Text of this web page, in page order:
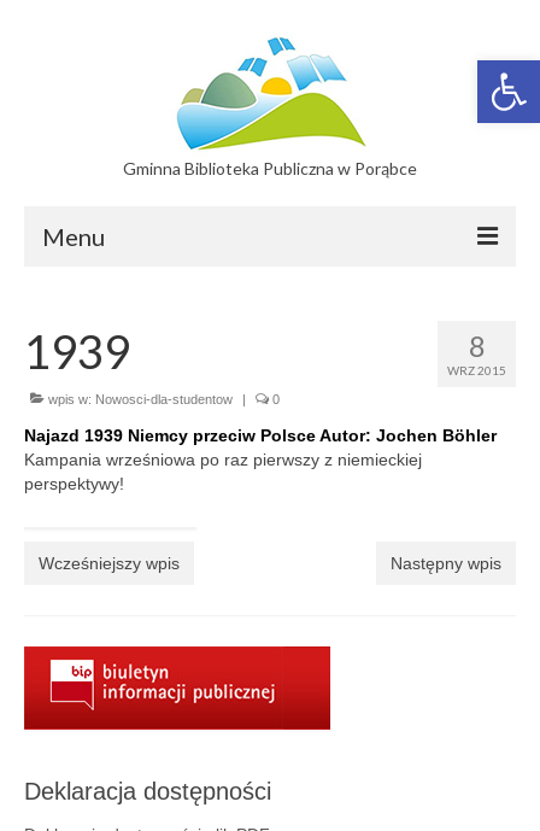
Gminna Biblioteka Publiczna w Porąbce
Menu
Filia w Bujakowie
Filia w Czańcu
Filia w Kobiernicach
Katalog On-line
wydarzenia 2021
wydarzenia 2020
wydarzenia 2018
8
WRZ 2015
1939
wpis w: Nowosci-dla-studentow | 0
Najazd 1939 Niemcy przeciw Polsce Autor: Jochen Böhler
Kampania wrześniowa po raz pierwszy z niemieckiej
perspektywy!
Wcześniejszy wpis Następny wpis
Deklaracja dostępności